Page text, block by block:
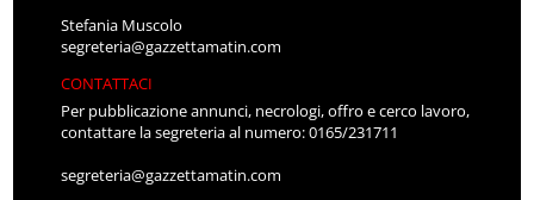
Stefania Muscolo
segreteria@gazzettamatin.com
CONTATTACI
Per pubblicazione annunci, necrologi, offro e cerco lavoro,
contattare la segreteria al numero: 0165/231711
segreteria@gazzettamatin.com